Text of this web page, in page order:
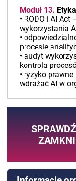
Moduł 13.
• RODO i AI
wykorzystania
•
procesie
• audyt
kontrola
• ryzyko
wdrażać AI w